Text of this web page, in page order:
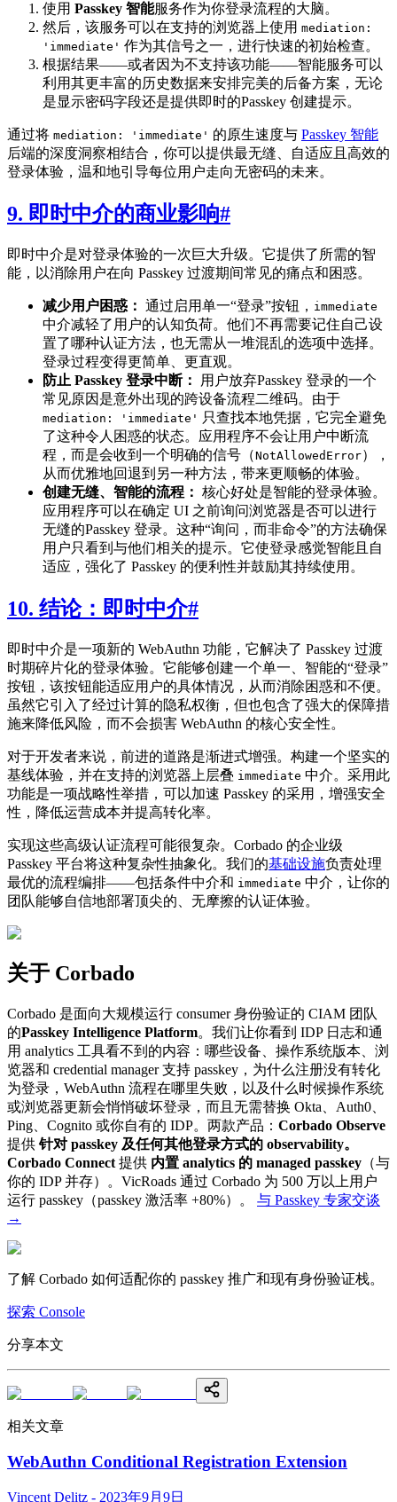
使用 Passkey 智能服务作为你登录流程的大脑。
然后，该服务可以在支持的浏览器上使用 mediation:
'immediate' 作为其信号之一，进行快速的初始检查。
根据结果——或者因为不支持该功能——智能服务可以
利用其更丰富的历史数据来安排完美的后备方案，无论
是显示密码字段还是提供即时的Passkey 创建提示。
通过将 mediation: 'immediate' 的原生速度与 Passkey 智能
后端的深度洞察相结合，你可以提供最无缝、自适应且高效的
登录体验，温和地引导每位用户走向无密码的未来。
9. 即时中介的商业影响#
即时中介是对登录体验的一次巨大升级。它提供了所需的智
能，以消除用户在向 Passkey 过渡期间常见的痛点和困惑。
减少用户困惑： 通过启用单一“登录”按钮， immediate
中介减轻了用户的认知负荷。他们不再需要记住自己设
置了哪种认证方法，也无需从一堆混乱的选项中选择。
登录过程变得更简单、更直观。
防止 Passkey 登录中断：
用户放弃Passkey 登录的一个
常见原因是意外出现的跨设备流程二维码。由于
mediation: 'immediate' 只查找本地凭据，它完全避免
了这种令人困惑的状态。应用程序不会让用户中断流
程，而是会收到一个明确的信号（NotAllowedError），
从而优雅地回退到另一种方法，带来更顺畅的体验。
创建无缝、智能的流程： 核心好处是智能的登录体验。
应用程序可以在确定 UI 之前询问浏览器是否可以进行
无缝的Passkey 登录。这种“询问，而非命令”的方法确保
用户只看到与他们相关的提示。它使登录感觉智能且自
适应，强化了 Passkey 的便利性并鼓励其持续使用。
10. 结论：即时中介#
即时中介是一项新的 WebAuthn 功能，它解决了 Passkey 过渡
时期碎片化的登录体验。它能够创建一个单一、智能的“登录”
按钮，该按钮能适应用户的具体情况，从而消除困惑和不便。
虽然它引入了经过计算的隐私权衡，但也包含了强大的保障措
施来降低风险，而不会损害 WebAuthn 的核心安全性。
对于开发者来说，前进的道路是渐进式增强。构建一个坚实的
基线体验，并在支持的浏览器上层叠 immediate 中介。采用此
功能是一项战略性举措，可以加速 Passkey 的采用，增强安全
性，降低运营成本并提高转化率。
实现这些高级认证流程可能很复杂。Corbado 的企业级
Passkey 平台将这种复杂性抽象化。我们的基础设施负责处理
最优的流程编排——包括条件中介和 immediate 中介，让你的
团队能够自信地部署顶尖的、无摩擦的认证体验。
关于 Corbado
Corbado 是面向大规模运行 consumer 身份验证的 CIAM 团队
的Passkey Intelligence Platform。我们让你看到 IDP 日志和通
用 analytics 工具看不到的内容：哪些设备、操作系统版本、浏
览器和 credential manager 支持 passkey，为什么注册没有转化
为登录，WebAuthn 流程在哪里失败，以及什么时候操作系统
或浏览器更新会悄悄破坏登录，而且无需替换 Okta、Auth0、
Ping、Cognito 或你自有的 IDP。两款产品： Corbado Observe
提供针对 passkey 及任何其他登录方式的 observability。
Corbado Connect 提供 内置 analytics 的 managed passkey （与
你的 IDP 并存）。VicRoads 通过 Corbado 为 500 万以上用户
运行 passkey（passkey 激活率 +80%）。
与 Passkey 专家交谈
→
了解 Corbado 如何适配你的 passkey 推广和现有身份验证栈。
探索 Console
分享本文
相关文章
WebAuthn Conditional Registration Extension
Vincent Delitz - 2023年9月9日